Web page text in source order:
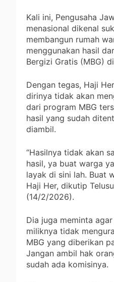
Kali ini, Pengusaha
menasional dikenal
membangun rumah
menggunakan hasil
Bergizi Gratis (MBG)
Dengan tegas, Haji
dirinya tidak akan
dari program MBG
hasil yang sudah
diambil.
“Hasilnya tidak akan
hasil, ya buat warga
layak di sini lah. Buat
Haji Her, dikutip
(14/2/2026).
Dia juga meminta
miliknya tidak
MBG yang diberikan
Jangan ambil hak
sudah ada komisinya.